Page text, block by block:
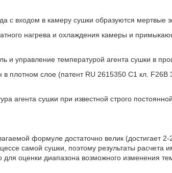
с входом в камеру сушки образуются мертвые
нагрева и охлаждения камеры и
и управление температурой агента сушки в
в плотном слое (патент RU 2615350 С1 кл.
агента сушки при известной строго
формуле достаточно велик (достигает
самой сушки, поэтому результаты расчета
оценки диапазона возможного изменения